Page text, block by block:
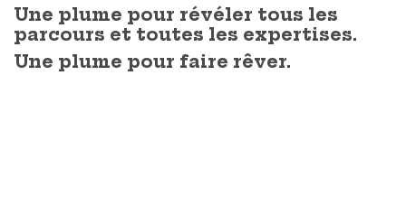
Une plume pour révéler tous les
parcours et toutes les expertises.
Une plume pour faire rêver.